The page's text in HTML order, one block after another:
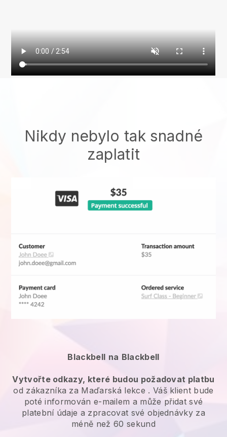
Nikdy nebylo tak snadné
zaplatit
Blackbell na Blackbell
Vytvořte odkazy, které budou požadovat platbu
od zákazníka za Maďarská lekce . Váš klient bude
poté informován e-mailem a může přidat své
platební údaje a zpracovat své objednávky za
méně než 60 sekund